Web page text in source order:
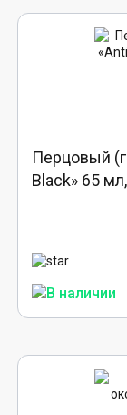
Перцовый
Black» 65